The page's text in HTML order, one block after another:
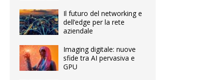
Il futuro del networking e
dell’edge per la rete
aziendale
Imaging digitale: nuove
sfide tra AI pervasiva e
GPU